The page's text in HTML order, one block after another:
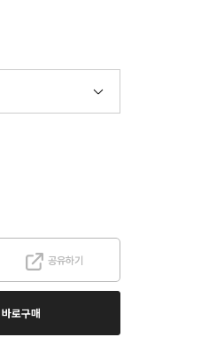
공유하기
바로구매